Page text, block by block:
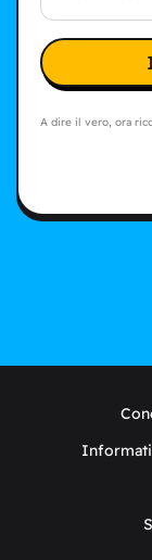
A dire il vero, ora